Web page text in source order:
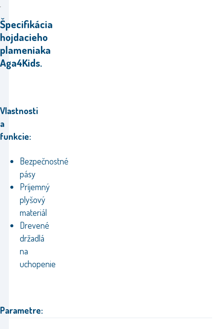
Špecifikácia
hojdacieho
plameniaka
Aga4Kids.
Vlastnosti
a
funkcie:
Bezpečnostné
pásy
Príjemný
plyšový
materiál
Drevené
držadlá
na
uchopenie
Parametre: